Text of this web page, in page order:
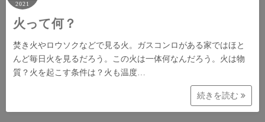
2021
火って何？
焚き火やロウソクなどで見る火。ガスコンロがある家ではほと
んど毎日火を見るだろう。この火は一体何なんだろう。火は物
質？火を起こす条件は？火も温度…
続きを読む